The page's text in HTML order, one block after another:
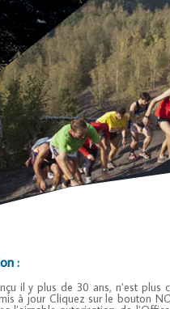
:
il y plus de 30 ans, n’est plus
à jour Cliquez sur le bouton